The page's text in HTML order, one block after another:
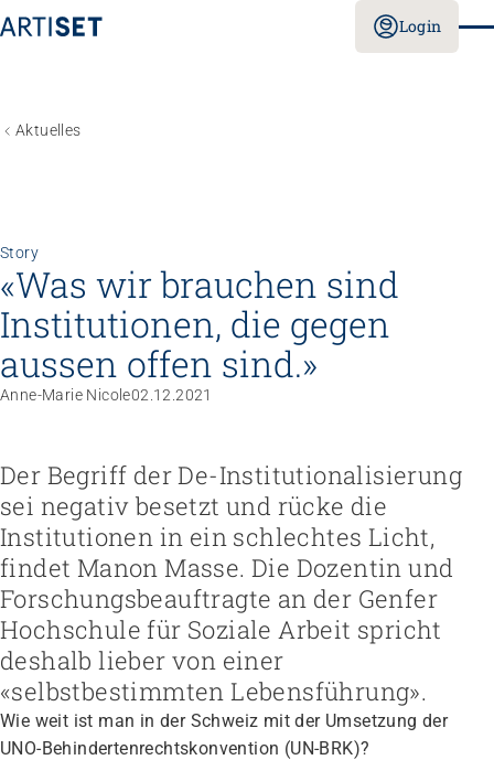
Login
Personal rekrutieren und führen
Arbeit und Betriebskultur gestalten
Betrieb führen und Recht umsetzen
Sicherheit gewährleisten
Finanzierung regeln
Angebote bewerben
Angebote entwickeln
Nachhaltigkeit fördern
Berufliche Inklusion fördern
Mit Angehörigen arbeiten
Lebensende gestalten
Übergänge gestalten
Empowerment stärken
Gesundheitsfragen angehen
Integrität schützen
Höhere Fachschule Sozialpädagogik
Höhere Fachschule Kindheitspädagogik
Höhere Fachschule Gemeindeanimation
Praxispartner werden
Praxispartner finden
Sozial- und Selbstkompetenz
Führung und Management
Kindheits- und Sozialpädagogik
Pflege und Betreuung
Gastronomie und Hauswirtschaft
Weiterbildungen in Ihrer Institution
Laufbahnberatung
Föderation
Team
Arbeiten bei ARTISET
Mitgliedschaft
Vision, Mission, Werte
Politik und Positionen
Zusammenarbeit
Projekte
Aktuelles
Story
«Was wir brauchen sind
Institutionen, die gegen
aussen offen sind.»
Anne-Marie Nicole02.12.2021
Der Begriff der De-Institutionalisierung
sei negativ besetzt und rücke die
Institutionen in ein schlechtes Licht,
findet Manon Masse. Die Dozentin und
Forschungsbeauftragte an der Genfer
Hochschule für Soziale Arbeit spricht
deshalb lieber von einer
«selbstbestimmten Lebensführung».
Wie weit ist man in der Schweiz mit der Umsetzung der
UNO-Behindertenrechtskonvention (UN-BRK)?